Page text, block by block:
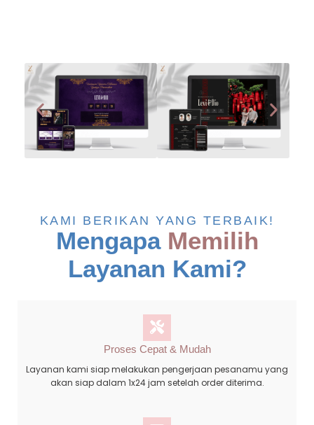
KAMI BERIKAN YANG TERBAIK!
Mengapa Memilih
Layanan Kami?
Proses Cepat & Mudah
Layanan kami siap melakukan pengerjaan pesanamu yang
akan siap dalam 1x24 jam setelah order diterima.